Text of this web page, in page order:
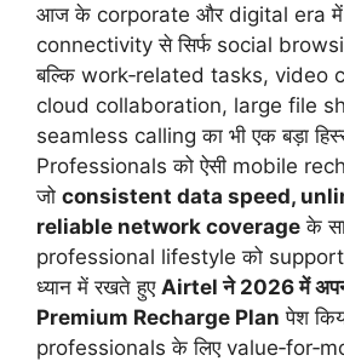
आज के corporate और digital era
connectivity से सिर्फ social
बल्कि work‑related tasks, video
cloud collaboration, large file
seamless calling का भी एक बड़ा
Professionals को ऐसी mobile
जो consistent data speed,
reliable network coverage के
professional lifestyle को
ध्यान में रखते हुए Airtel ने 2026 में
Premium Recharge Plan पेश
professionals के लिए